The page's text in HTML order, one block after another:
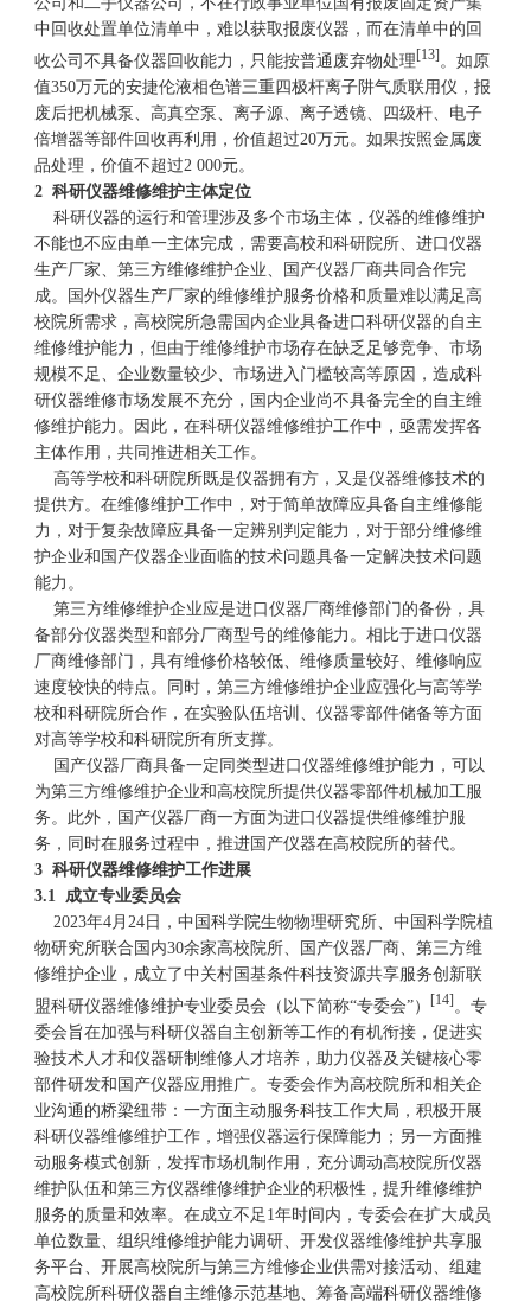
中回收处置单位清单中，难以获取报废仪器，而在清单中的回
收公司不具备仪器回收能力，只能按普通废弃物处理 [13] 。如原
值350万元的安捷伦液相色谱三重四极杆离子阱气质联用仪，报
废后把机械泵、高真空泵、离子源、离子透镜、四级杆、电子
倍增器等部件回收再利用，价值超过20万元。如果按照金属废
品处理，价值不超过2 000元。
2 科研仪器维修维护主体定位
科研仪器的运行和管理涉及多个市场主体，仪器的维修维护
不能也不应由单一主体完成，需要高校和科研院所、进口仪器
生产厂家、第三方维修维护企业、国产仪器厂商共同合作完
成。国外仪器生产厂家的维修维护服务价格和质量难以满足高
校院所需求，高校院所急需国内企业具备进口科研仪器的自主
维修维护能力，但由于维修维护市场存在缺乏足够竞争、市场
规模不足、企业数量较少、市场进入门槛较高等原因，造成科
研仪器维修市场发展不充分，国内企业尚不具备完全的自主维
修维护能力。因此，在科研仪器维修维护工作中，亟需发挥各
主体作用，共同推进相关工作。
高等学校和科研院所既是仪器拥有方，又是仪器维修技术的
提供方。在维修维护工作中，对于简单故障应具备自主维修能
力，对于复杂故障应具备一定辨别判定能力，对于部分维修维
护企业和国产仪器企业面临的技术问题具备一定解决技术问题
能力。
第三方维修维护企业应是进口仪器厂商维修部门的备份，具
备部分仪器类型和部分厂商型号的维修能力。相比于进口仪器
厂商维修部门，具有维修价格较低、维修质量较好、维修响应
速度较快的特点。同时，第三方维修维护企业应强化与高等学
校和科研院所合作，在实验队伍培训、仪器零部件储备等方面
对高等学校和科研院所有所支撑。
国产仪器厂商具备一定同类型进口仪器维修维护能力，可以
为第三方维修维护企业和高校院所提供仪器零部件机械加工服
务。此外，国产仪器厂商一方面为进口仪器提供维修维护服
务，同时在服务过程中，推进国产仪器在高校院所的替代。
3 科研仪器维修维护工作进展
3.1 成立专业委员会
2023年4月24日，中国科学院生物物理研究所、中国科学院植
物研究所联合国内30余家高校院所、国产仪器厂商、第三方维
修维护企业，成立了中关村国基条件科技资源共享服务创新联
盟科研仪器维修维护专业委员会（以下简称“专委会”）
[14] 。专
委会旨在加强与科研仪器自主创新等工作的有机衔接，促进实
验技术人才和仪器研制维修人才培养，助力仪器及关键核心零
部件研发和国产仪器应用推广。专委会作为高校院所和相关企
业沟通的桥梁纽带：一方面主动服务科技工作大局，积极开展
科研仪器维修维护工作，增强仪器运行保障能力；另一方面推
动服务模式创新，发挥市场机制作用，充分调动高校院所仪器
维护队伍和第三方仪器维修维护企业的积极性，提升维修维护
服务的质量和效率。在成立不足1年时间内，专委会在扩大成员
单位数量、组织维修维护能力调研、开发仪器维修维护共享服
务平台、开展高校院所与第三方维修企业供需对接活动、组建
高校院所科研仪器自主维修示范基地、筹备高端科研仪器维修